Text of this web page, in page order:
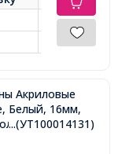
Белый, 16мм,
12шт/25г,
...(УТ100014131)